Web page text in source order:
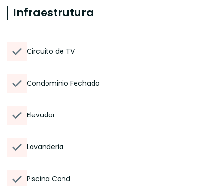
Infraestrutura
Circuito de TV
Condominio Fechado
Elevador
Lavanderia
Piscina Cond